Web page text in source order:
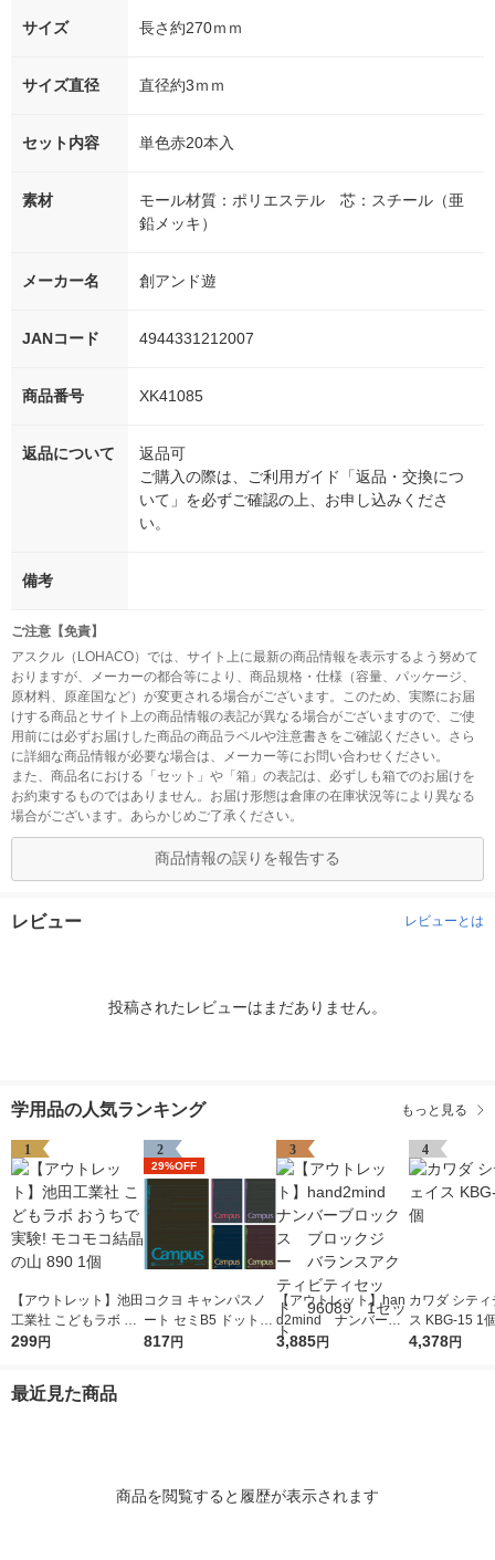
サイズ 長さ約270ｍｍ
サイズ直径 直径約3ｍｍ
セット内容 単色赤20本入
素材
モール材質：ポリエステル 芯：スチール（亜
鉛メッキ）
メーカー名 創アンド遊
JANコード 4944331212007
商品番号 XK41085
返品について
返品可
ご購入の際は、ご利用ガイド「返品・交換につ
いて」を必ずご確認の上、お申し込みくださ
い。
備考
ご注意【免責】
アスクル（LOHACO）では、サイト上に最新の商品情報を表示するよう努めて
おりますが、メーカーの都合等により、商品規格・仕様（容量、パッケージ、
原材料、原産国など）が変更される場合がございます。このため、実際にお届
けする商品とサイト上の商品情報の表記が異なる場合がございますので、ご使
用前には必ずお届けした商品の商品ラベルや注意書きをご確認ください。さら
に詳細な商品情報が必要な場合は、メーカー等にお問い合わせください。
また、商品名における「セット」や「箱」の表記は、必ずしも箱でのお届けを
お約束するものではありません。お届け形態は倉庫の在庫状況等により異なる
場合がございます。あらかじめご了承ください。
商品情報の誤りを報告する
レビュー レビューとは
投稿されたレビューはまだありません。
学用品の人気ランキング もっと見る
1
【アウトレット】池田
工業社 こどもラボ お
うちで実験! モコモコ
299円
2
29%OFF
コクヨ キャンパスノ
ート セミB5 ドット入
り罫線・カラー表紙 A
817円
3
【アウトレット】han
d2mind ナンバーブ
ロックス ブロックジ
3,885円
4
カワダ シテ
ス KBG-15 1
4,378円
最近見た商品
商品を閲覧すると履歴が表示されます